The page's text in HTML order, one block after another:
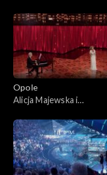
63. KFPP: Koncert
„Autobiografia.
Bogdana Olewicza”
Opole
Alicja Majewska i
„Pamiętam Ciebie z
lat”. 63. KFPP: Koncert
„Autobiografia.
Bogdana Olewicza”